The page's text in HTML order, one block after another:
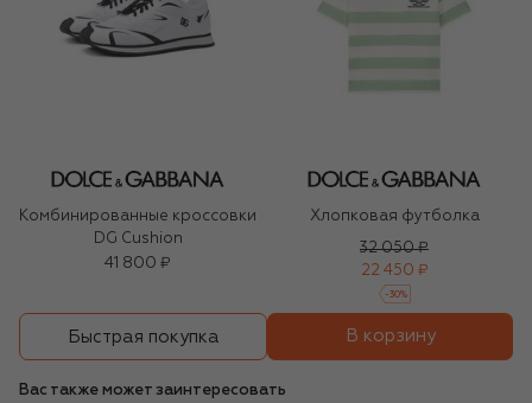
Комбинированные кроссовки
DG Cushion
41 800 ₽
Хлопковая футболка
32 050 ₽
22 450 ₽
-30%
Быстрая покупка В корзину
Вас также может заинтересовать